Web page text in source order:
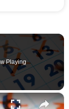
Playing
×